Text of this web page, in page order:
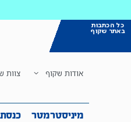
כל הכתבות
באתר שקוף
אודות שקוף צוות
מיניסטרמטר כנסת